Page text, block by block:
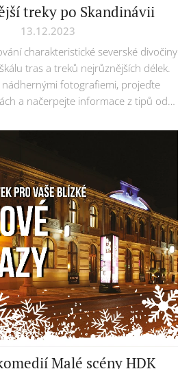
treky po Skandinávii
13.12.2023
charakteristické severské divočiny
tras a treků nejrůznějších délek.
nádhernými fotografiemi, projeďte
a načerpejte informace z tipů od
Malé scény HDK